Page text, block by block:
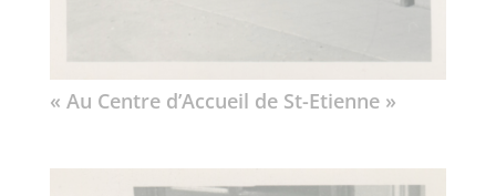
« Au Centre d’Accueil de St-Etienne »